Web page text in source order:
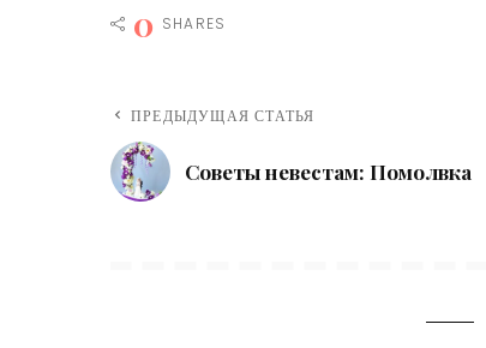
0 SHARES
ПРЕДЫДУЩАЯ СТАТЬЯ
Советы невестам: Помолвка